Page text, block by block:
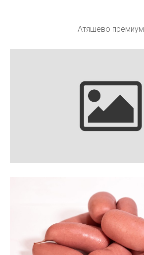
Атяшево премиум